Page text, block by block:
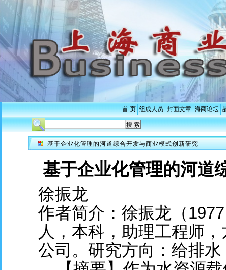
首 页 组成人员 封面文章 海商论坛
基于企业化管理的河道综合开发与商业模式创新研究
基于企业化管理的河道
徐振龙
作者简介：徐振龙（
人，本科，助理工程师
公司。研究方向：给排水